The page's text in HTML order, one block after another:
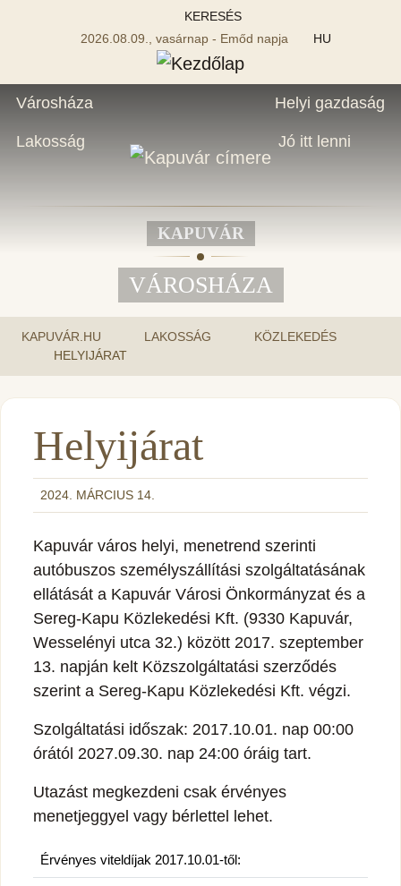
KERESÉS
2026.08.09., vasárnap - Emőd napja
HU
Városháza
Lakosság
Helyi gazdaság
Jó itt lenni
KAPUVÁR
VÁROSHÁZA
KAPUVÁR.HU LAKOSSÁG
KÖZLEKEDÉS
HELYIJÁRAT
Helyijárat
2024. MÁRCIUS 14.
Kapuvár város helyi, menetrend szerinti
autóbuszos személyszállítási szolgáltatásának
ellátását a Kapuvár Városi Önkormányzat és a
Sereg-Kapu Közlekedési Kft. (9330 Kapuvár,
Wesselényi utca 32.) között 2017. szeptember
13. napján kelt Közszolgáltatási szerződés
szerint a Sereg-Kapu Közlekedési Kft. végzi.
Szolgáltatási időszak: 2017.10.01. nap 00:00
órától 2027.09.30. nap 24:00 óráig tart.
Utazást megkezdeni csak érvényes
menetjeggyel vagy bérlettel lehet.
Érvényes viteldíjak 2017.10.01-től: